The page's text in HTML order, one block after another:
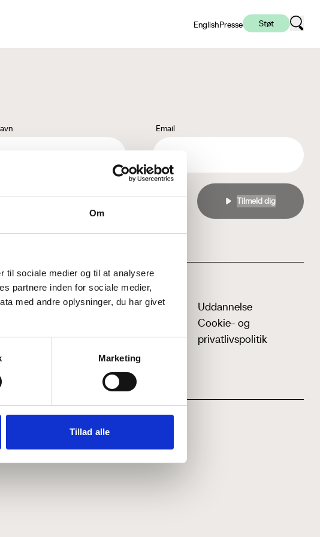
Om
til sociale medier og til at analysere
partnere inden for sociale medier,
med andre oplysninger, du har givet
Marketing
Tillad alle
EnglishPresse Støt
Email
i henhold tilprivatlivspolitikken
Uddannelse
Cookie- og
privatlivspolitik